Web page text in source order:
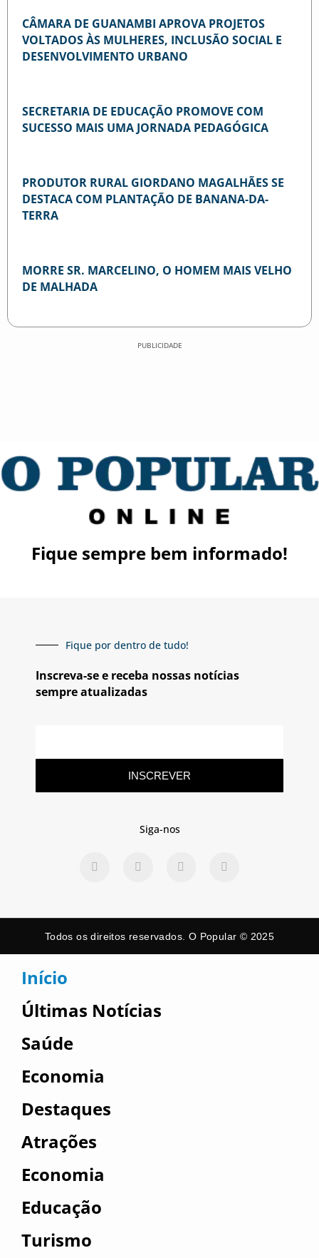
CÂMARA DE GUANAMBI APROVA PROJETOS
VOLTADOS ÀS MULHERES, INCLUSÃO SOCIAL E
DESENVOLVIMENTO URBANO
SECRETARIA DE EDUCAÇÃO PROMOVE COM
SUCESSO MAIS UMA JORNADA PEDAGÓGICA
PRODUTOR RURAL GIORDANO MAGALHÃES SE
DESTACA COM PLANTAÇÃO DE BANANA-DA-
TERRA
MORRE SR. MARCELINO, O HOMEM MAIS VELHO
DE MALHADA
PUBLICIDADE
Fique sempre bem informado!
Fique por dentro de tudo!
Inscreva-se e receba nossas notícias
sempre atualizadas
INSCREVER
Siga-nos
Todos os direitos reservados. O Popular © 2025
Início
Últimas Notícias
Saúde
Economia
Destaques
Atrações
Economia
Educação
Turismo